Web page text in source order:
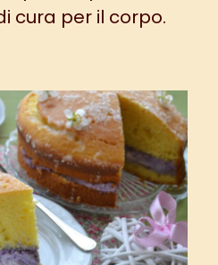
cura per il corpo.